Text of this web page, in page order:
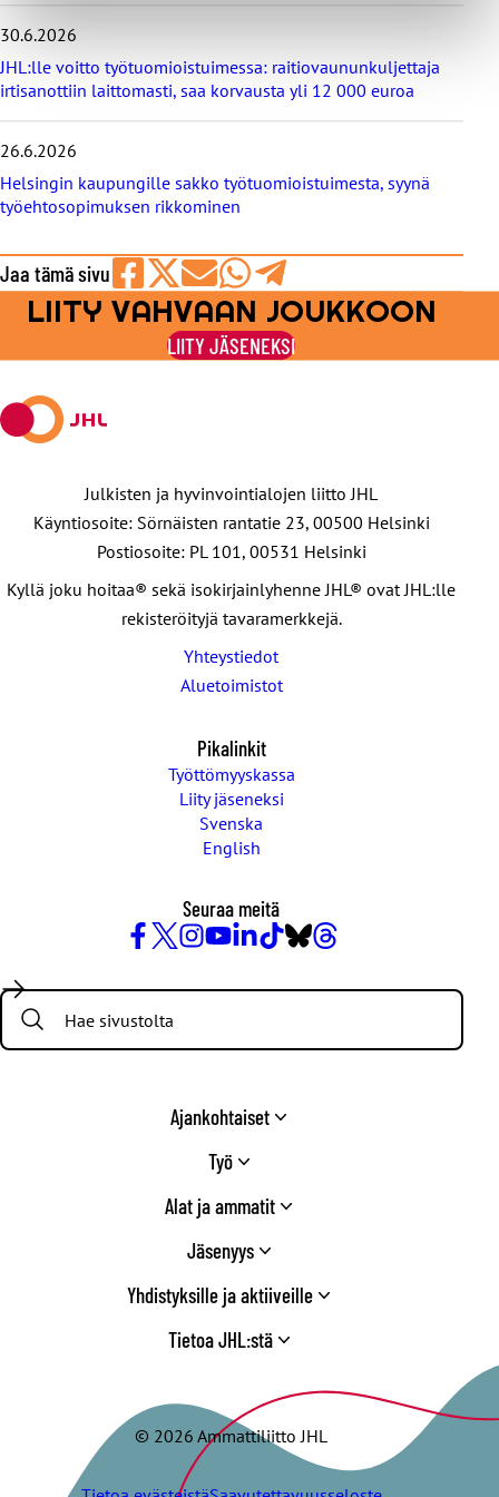
30.6.2026
JHL:lle voitto työtuomioistuimessa: raitiovaununkuljettaja
irtisanottiin laittomasti, saa korvausta yli 12 000 euroa
26.6.2026
Helsingin kaupungille sakko työtuomioistuimesta, syynä
työehtosopimuksen rikkominen
Jaa tämä sivu
Jaa
Facebookissa
Jaa
viestipalvelu
X:ssä
Jaa
sähköpostilla
Jaa
WhatsAppilla
Jaa
Telegramilla
LIITY VAHVAAN JOUKKOON
LIITY JÄSENEKSI
Julkisten ja hyvinvointialojen liitto JHL
Käyntiosoite: Sörnäisten rantatie 23, 00500 Helsinki
Postiosoite: PL 101, 00531 Helsinki
Kyllä joku hoitaa® sekä isokirjainlyhenne JHL® ovat JHL:lle
rekisteröityjä tavaramerkkejä.
Yhteystiedot
Aluetoimistot
Pikalinkit
Työttömyyskassa
Liity jäseneksi
Svenska
English
Seuraa meitä
/
Twitter
Search:
Ajankohtaiset
Työ
Alat ja ammatit
Jäsenyys
Yhdistyksille ja aktiiveille
Tietoa JHL:stä
© 2026 Ammattiliitto JHL